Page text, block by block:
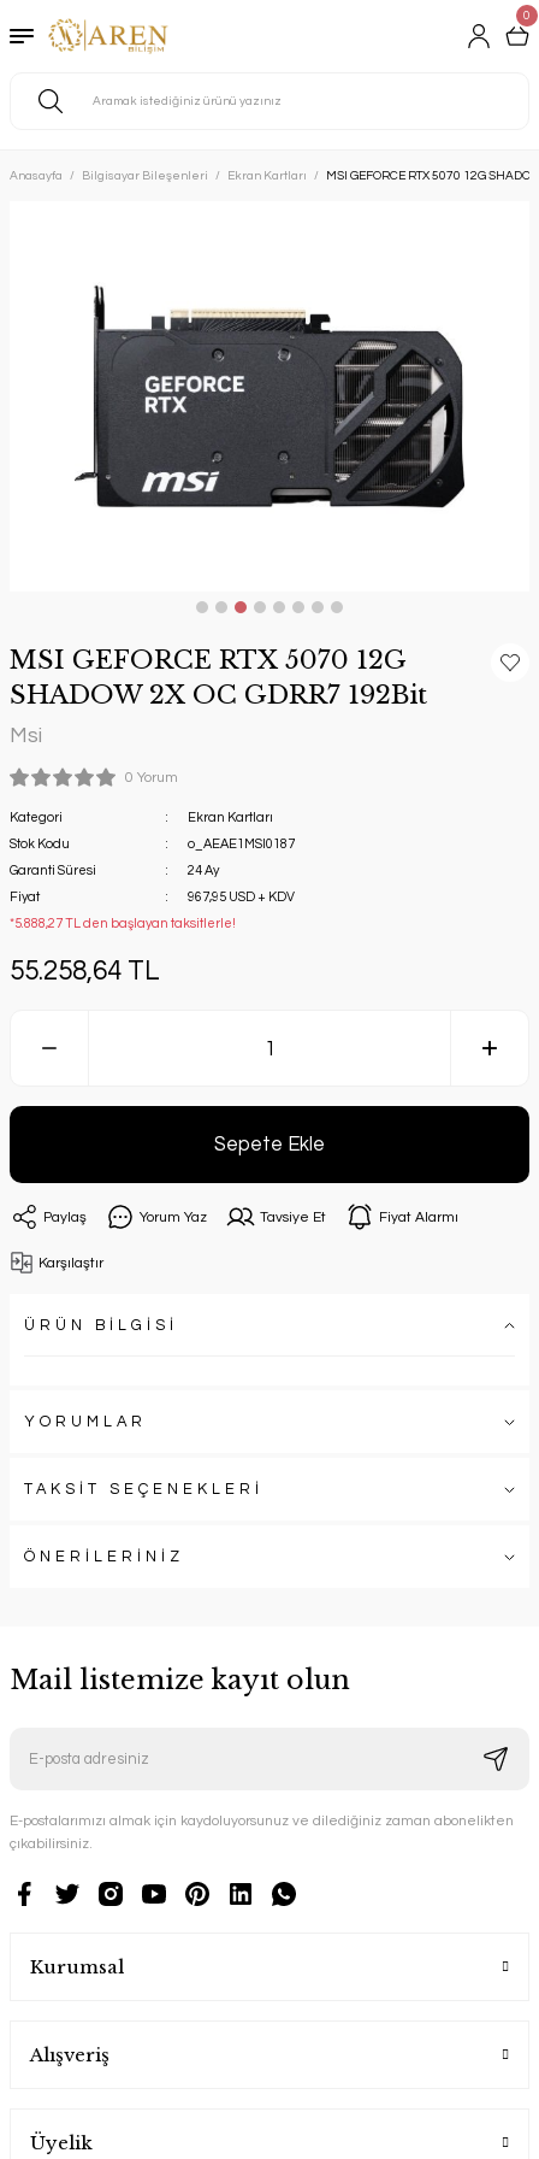
0
Anasayfa Bilgisayar Bileşenleri Ekran Kartları MSI GEFORCE RTX 5070 12G
MSI GEFORCE RTX 5070 12G
SHADOW 2X OC GDRR7 192Bit
Msi
0 Yorum
Kategori
Ekran Kartları
Stok Kodu
o_AEAE1MSI0187
Garanti Süresi
24 Ay
Fiyat
967,95 USD + KDV
*5.888,27 TL den başlayan taksitlerle!
55.258,64 TL
Sepete Ekle
Paylaş Yorum Yaz Tavsiye Et Fiyat Alarmı
Karşılaştır
ÜRÜN BİLGİSİ
YORUMLAR
TAKSİT SEÇENEKLERİ
ÖNERİLERİNİZ
Mail listemize kayıt olun
E-postalarımızı almak için kaydoluyorsunuz ve dilediğiniz zaman abonelikten
çıkabilirsiniz.
Kurumsal
Alışveriş
Üyelik